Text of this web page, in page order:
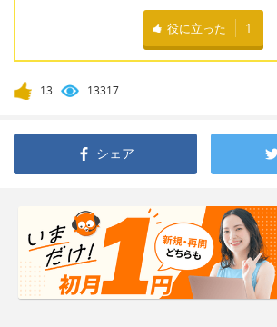
役に立った 1
13 13317
シェア